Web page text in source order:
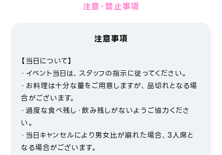
注意・禁止事項
注意事項
【当日について】
・イベント当日は、スタッフの指示に従ってください。
・お料理は十分な量をご用意しますが、品切れとなる場
合がございます。
・過度な食べ残し・飲み残しがないようご協力くださ
い。
・当日キャンセルにより男女比が崩れた場合、3人席と
なる場合がございます。